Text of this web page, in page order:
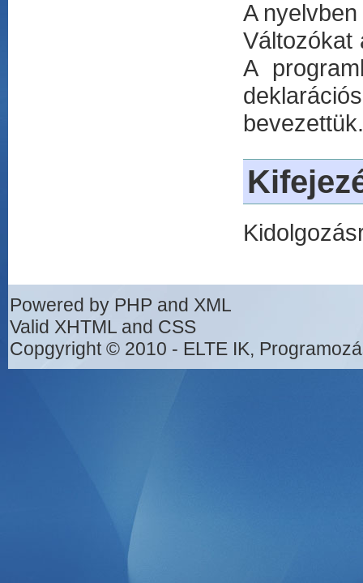
A
A
bevezettük.
Powered by PHP and XML
Valid XHTML and CSS
Copgyright © 2010 - ELTE IK,